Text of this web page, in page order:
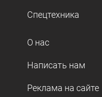
Спецтехника
О нас
Написать нам
Реклама на сайте